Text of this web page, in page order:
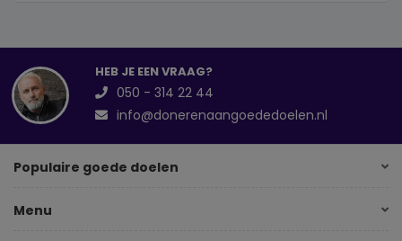
HEB JE EEN VRAAG?
050 - 314 22 44
info@donerenaangoededoelen.nl
Populaire goede doelen
Menu